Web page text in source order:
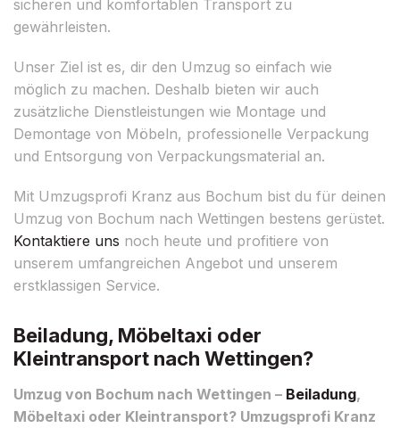
sicheren und komfortablen Transport zu
gewährleisten.
Unser Ziel ist es, dir den Umzug so einfach wie
möglich zu machen. Deshalb bieten wir auch
zusätzliche Dienstleistungen wie Montage und
Demontage von Möbeln, professionelle Verpackung
und Entsorgung von Verpackungsmaterial an.
Mit Umzugsprofi Kranz aus Bochum bist du für deinen
Umzug von Bochum nach Wettingen bestens gerüstet.
Kontaktiere uns noch heute und profitiere von
unserem umfangreichen Angebot und unserem
erstklassigen Service.
Beiladung, Möbeltaxi oder
Kleintransport nach Wettingen?
Umzug von Bochum nach Wettingen – Beiladung,
Möbeltaxi oder Kleintransport? Umzugsprofi Kranz